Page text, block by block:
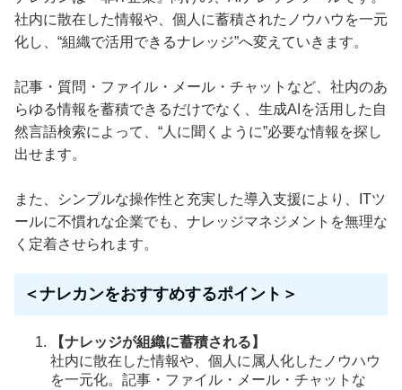
社内に散在した情報や、個人に蓄積されたノウハウを一元
化し、“組織で活用できるナレッジ”へ変えていきます。
記事・質問・ファイル・メール・チャットなど、社内のあ
らゆる情報を蓄積できるだけでなく、生成AIを活用した自
然言語検索によって、“人に聞くように”必要な情報を探し
出せます。
また、シンプルな操作性と充実した導入支援により、ITツ
ールに不慣れな企業でも、ナレッジマネジメントを無理な
く定着させられます。
＜ナレカンをおすすめするポイント＞
【ナレッジが組織に蓄積される】
社内に散在した情報や、個人に属人化したノウハウ
を一元化。記事・ファイル・メール・チャットな